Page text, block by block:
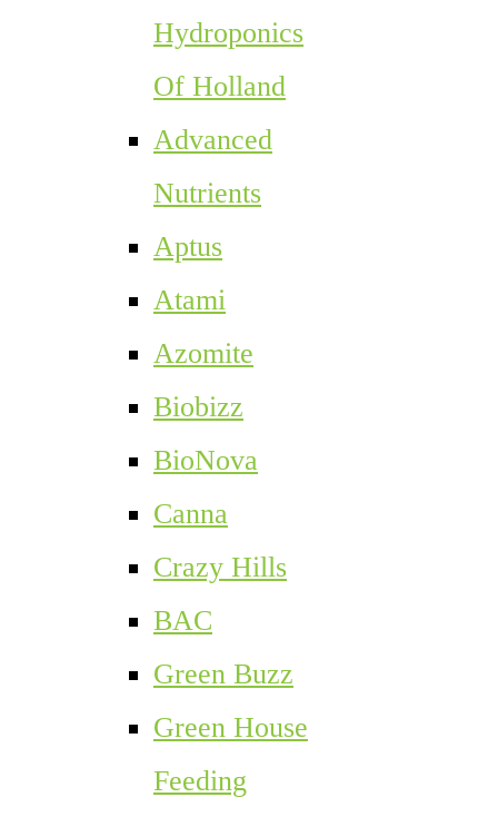
Hydroponics
Of Holland
Advanced
Nutrients
Aptus
Atami
Azomite
Biobizz
BioNova
Canna
Crazy Hills
BAC
Green Buzz
Green House
Feeding